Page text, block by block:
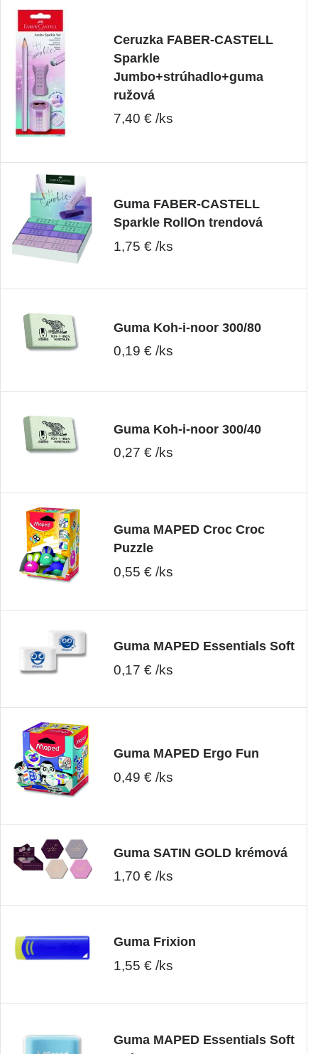
Ceruzka FABER-CASTELL
Sparkle
Jumbo+strúhadlo+guma
ružová
7,40 € /ks
Guma FABER-CASTELL
Sparkle RollOn trendová
1,75 € /ks
Guma Koh-i-noor 300/80
0,19 € /ks
Guma Koh-i-noor 300/40
0,27 € /ks
Guma MAPED Croc Croc
Puzzle
0,55 € /ks
Guma MAPED Essentials Soft
0,17 € /ks
Guma MAPED Ergo Fun
0,49 € /ks
Guma SATIN GOLD krémová
1,70 € /ks
Guma Frixion
1,55 € /ks
Guma MAPED Essentials Soft